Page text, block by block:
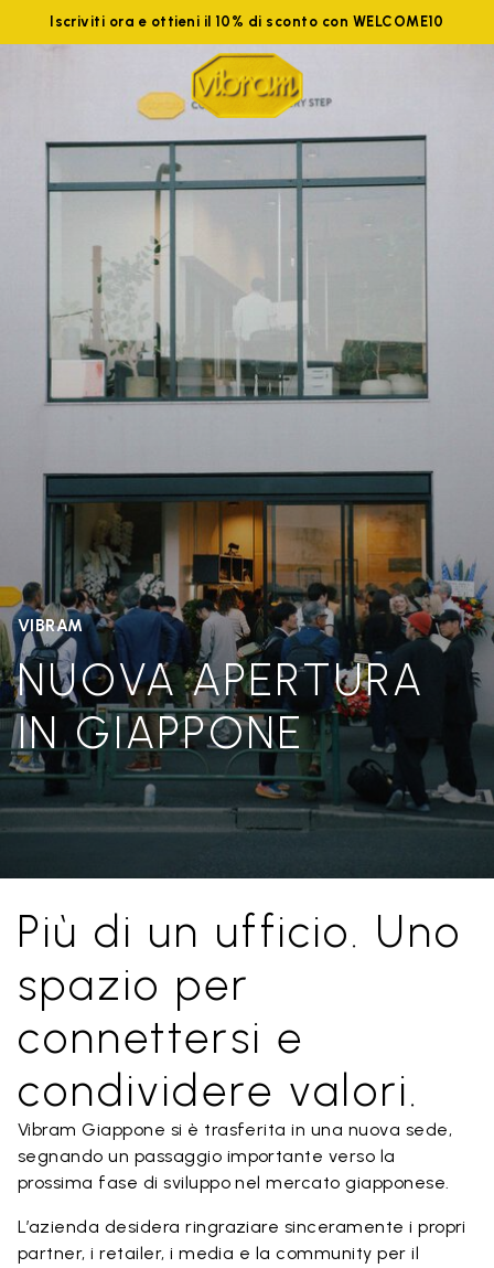
Iscriviti ora e ottieni il 10% di sconto con WELCOME10
VIBRAM
NUOVA APERTURA
IN GIAPPONE
Più di un ufficio. Uno
spazio per
connettersi e
condividere valori.
Vibram Giappone si è trasferita in una nuova sede,
segnando un passaggio importante verso la
prossima fase di sviluppo nel mercato giapponese.
L’azienda desidera ringraziare sinceramente i propri
partner, i retailer, i media e la community per il